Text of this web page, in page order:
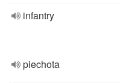
infantry
piechota